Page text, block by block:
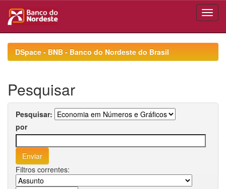
navigationDSpace - BNB - Banco do Nordeste do Brasil
Pesquisar
Pesquisar:
por
Filtros correntes: